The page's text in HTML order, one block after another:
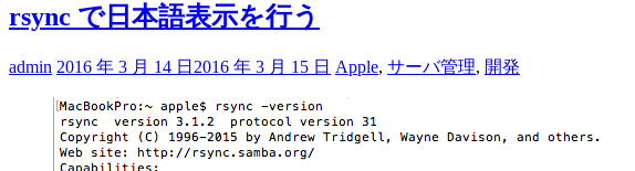
rsync で日本語表示を行う
admin 2016 年 3 月 14 日 2016 年 3 月 15 日 Apple, サーバ管理, 開発